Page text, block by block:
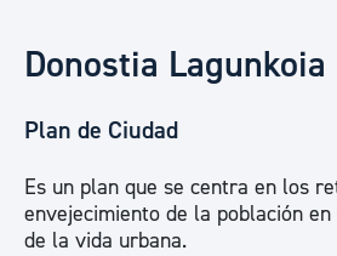
Donostia Lagunkoia
Plan de Ciudad
Es un plan que se centra en los
envejecimiento de la población
de la vida urbana.